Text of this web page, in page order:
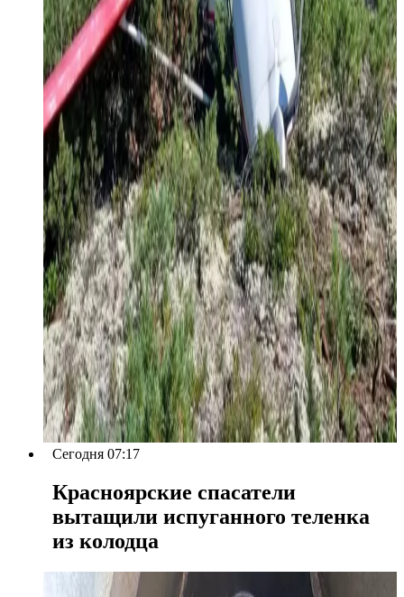
Сегодня 07:17
Красноярские спасатели
вытащили испуганного теленка
из колодца